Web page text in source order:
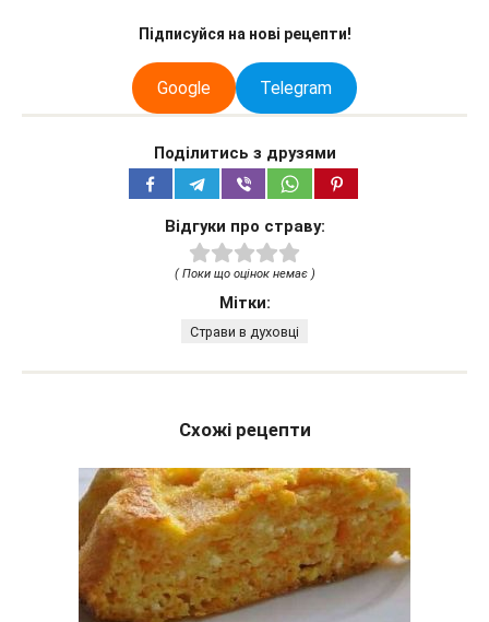
Підписуйся на нові рецепти!
Google Telegram
Поділитись з друзями
Відгуки про страву:
( Поки що оцінок немає )
Мітки:
Страви в духовці
Схожі рецепти